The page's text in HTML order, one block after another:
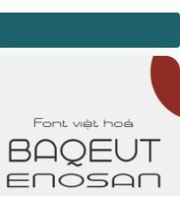
FREE